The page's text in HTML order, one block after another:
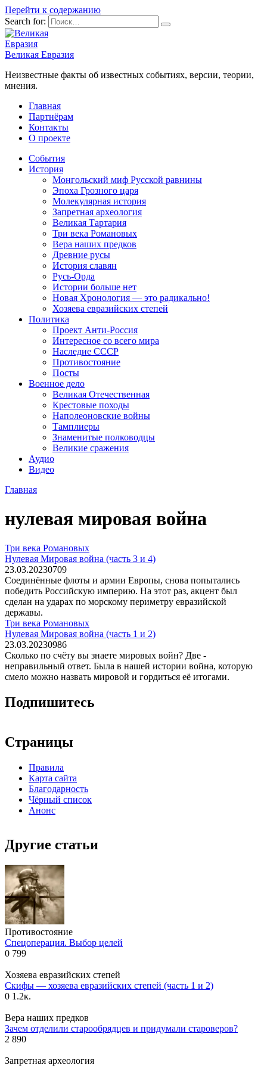
Перейти к содержанию
Search for:
Великая Евразия
Неизвестные факты об известных событиях, версии, теории,
мнения.
Главная
Партнёрам
Контакты
О проекте
События
История
Монгольский миф Русской равнины
Эпоха Грозного царя
Молекулярная история
Запретная археология
Великая Тартария
Три века Романовых
Вера наших предков
Древние русы
История славян
Русь-Орда
Истории больше нет
Новая Хронология — это радикально!
Хозяева евразийских степей
Политика
Проект Анти-Россия
Интересное со всего мира
Наследие СССР
Противостояние
Посты
Военное дело
Великая Отечественная
Крестовые походы
Наполеоновские войны
Тамплиеры
Знаменитые полководцы
Великие сражения
Аудио
Видео
Главная
нулевая мировая война
Три века Романовых
Нулевая Мировая война (часть 3 и 4)
23.03.20230709
Соединённые флоты и армии Европы, снова попытались
победить Российскую империю. На этот раз, акцент был
сделан на ударах по морскому периметру евразийской
державы.
Три века Романовых
Нулевая Мировая война (часть 1 и 2)
23.03.20230986
Сколько по счёту вы знаете мировых войн? Две -
неправильный ответ. Была в нашей истории война, которую
смело можно назвать мировой и гордиться её итогами.
Подпишитесь
Страницы
Правила
Карта сайта
Благодарность
Чёрный список
Анонс
Другие статьи
Противостояние
Спецоперация. Выбор целей
0 799
Хозяева евразийских степей
Скифы — хозяева евразийских степей (часть 1 и 2)
0 1.2к.
Вера наших предков
Зачем отделили старообрядцев и придумали староверов?
2 890
Запретная археология